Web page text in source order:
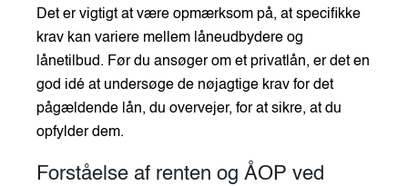
Det er vigtigt at være opmærksom på, at specifikke
krav kan variere mellem låneudbydere og
lånetilbud. Før du ansøger om et privatlån, er det en
god idé at undersøge de nøjagtige krav for det
pågældende lån, du overvejer, for at sikre, at du
opfylder dem.
Forståelse af renten og ÅOP ved